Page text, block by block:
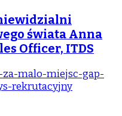
świata Anna
Officer, ITDS